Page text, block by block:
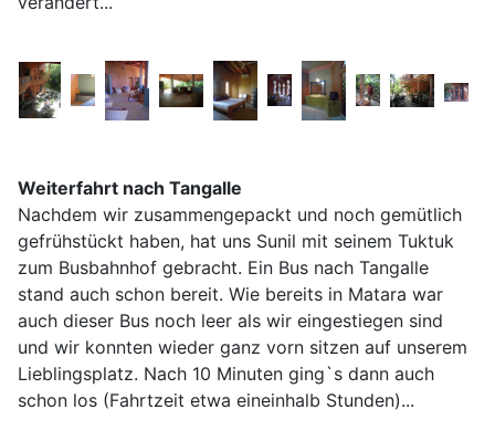
Weiterfahrt nach Tangalle
Nachdem wir zusammengepackt und noch gemütlich
gefrühstückt haben, hat uns Sunil mit seinem Tuktuk
zum Busbahnhof gebracht. Ein Bus nach Tangalle
stand auch schon bereit. Wie bereits in Matara war
auch dieser Bus noch leer als wir eingestiegen sind
und wir konnten wieder ganz vorn sitzen auf unserem
Lieblingsplatz. Nach 10 Minuten ging`s dann auch
schon los (Fahrtzeit etwa eineinhalb Stunden)...